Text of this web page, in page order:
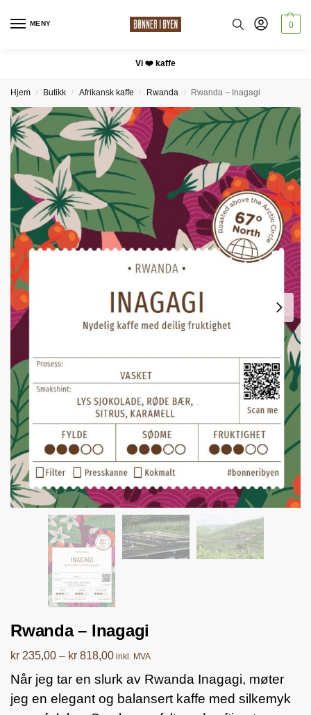
MENY 0
Vi ❤️ kaffe
Hjem / Butikk / Afrikansk kaffe / Rwanda / Rwanda – Inagagi
Rwanda – Inagagi
kr 235,00 – kr 818,00 inkl. MVA
Når jeg tar en slurk av Rwanda Inagagi, møter
jeg en elegant og balansert kaffe med silkemyk